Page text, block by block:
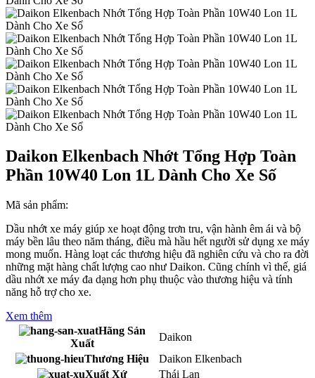
Daikon Elkenbach Nhớt Tổng Hợp Toàn
Phần 10W40 Lon 1L Dành Cho Xe Số
Mã sản phẩm:
Dầu nhớt xe máy giúp xe hoạt động trơn tru, vận hành êm ái và bộ
máy bền lâu theo năm tháng, điều mà hầu hết người sử dụng xe máy
mong muốn. Hàng loạt các thương hiệu đã nghiên cứu và cho ra đời
những mặt hàng chất lượng cao như Daikon. Cũng chính vì thế, giá
dầu nhớt xe máy đa dạng hơn phụ thuộc vào thương hiệu và tính
năng hỗ trợ cho xe.
Xem thêm
Hãng Sản
Xuất
Daikon
Thương Hiệu
Daikon Elkenbach
Xuất Xứ
Thái Lan